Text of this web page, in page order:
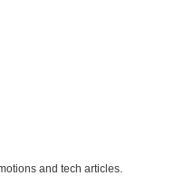
and tech articles.